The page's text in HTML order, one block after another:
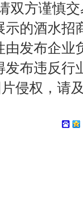
双方谨慎
示的酒水
由发布企业
发布违反行
侵权，请